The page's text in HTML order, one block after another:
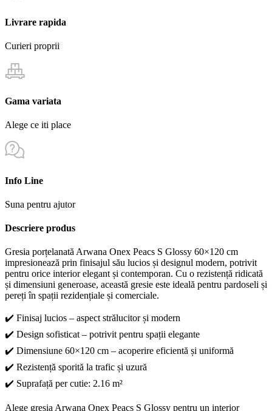
Livrare rapida
Curieri proprii
Gama variata
Alege ce iti place
Info Line
Suna pentru ajutor
Descriere produs
Gresia porțelanată Arwana Onex Peacs S Glossy 60×120 cm
impresionează prin finisajul său lucios și designul modern, potrivit
pentru orice interior elegant și contemporan. Cu o rezistență ridicată
și dimensiuni generoase, această gresie este ideală pentru pardoseli și
pereți în spații rezidențiale și comerciale.
✔️ Finisaj lucios – aspect strălucitor și modern
✔️ Design sofisticat – potrivit pentru spații elegante
✔️ Dimensiune 60×120 cm – acoperire eficientă și uniformă
✔️ Rezistență sporită la trafic și uzură
✔️ Suprafață per cutie: 2.16 m²
Alege gresia Arwana Onex Peacs S Glossy pentru un interior